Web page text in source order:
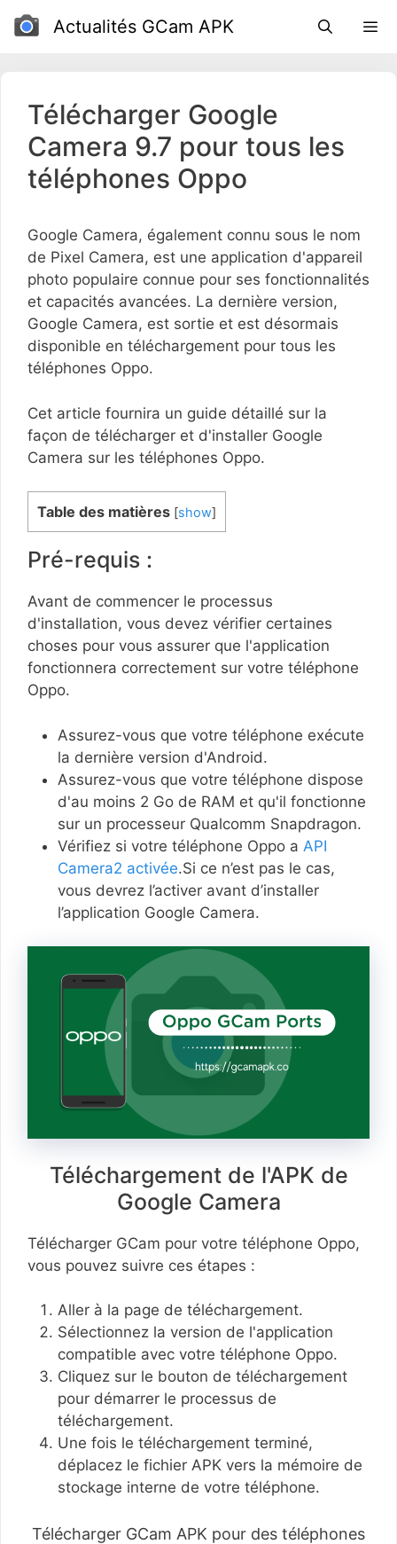
Passer
au
Actualités GCam APK
Télécharger Google
Camera 9.7 pour tous les
téléphones Oppo
Google Camera, également connu sous le nom
de Pixel Camera, est une application d'appareil
photo populaire connue pour ses fonctionnalités
et capacités avancées. La dernière version,
Google Camera, est sortie et est désormais
disponible en téléchargement pour tous les
téléphones Oppo.
Cet article fournira un guide détaillé sur la
façon de télécharger et d'installer Google
Camera sur les téléphones Oppo.
Table des matières [show]
Pré-requis :
Avant de commencer le processus
d'installation, vous devez vérifier certaines
choses pour vous assurer que l'application
fonctionnera correctement sur votre téléphone
Oppo.
Assurez-vous que votre téléphone exécute
la dernière version d'Android.
Assurez-vous que votre téléphone dispose
d'au moins 2 Go de RAM et qu'il fonctionne
sur un processeur Qualcomm Snapdragon.
Vérifiez si votre téléphone Oppo a API
Camera2 activée.Si ce n’est pas le cas,
vous devrez l’activer avant d’installer
l’application Google Camera.
Téléchargement de l'APK de
Google Camera
Télécharger GCam pour votre téléphone Oppo,
vous pouvez suivre ces étapes :
Aller à la page de téléchargement.
Sélectionnez la version de l'application
compatible avec votre téléphone Oppo.
Cliquez sur le bouton de téléchargement
pour démarrer le processus de
téléchargement.
Une fois le téléchargement terminé,
déplacez le fichier APK vers la mémoire de
stockage interne de votre téléphone.
Télécharger GCam APK pour des téléphones